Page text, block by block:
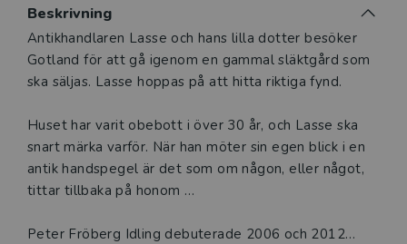
Beskrivning
Beskrivning
Antikhandlaren Lasse och hans lilla dotter besöker
Gotland för att gå igenom en gammal släktgård som
ska säljas. Lasse hoppas på att hitta riktiga fynd.
Huset har varit obebott i över 30 år, och Lasse ska
snart märka varför. När han möter sin egen blick i en
antik handspegel är det som om någon, eller något,
tittar tillbaka på honom …
Peter Fröberg Idling debuterade 2006 och 2012